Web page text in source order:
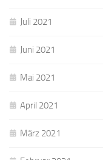
Juli 2021
Juni 2021
Mai 2021
April 2021
März 2021